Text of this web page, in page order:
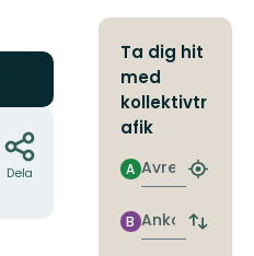
Dela
Ta dig hit
med
kollektivtr
afik
Avresa
A
Hitta
Ankomst
B
Byt